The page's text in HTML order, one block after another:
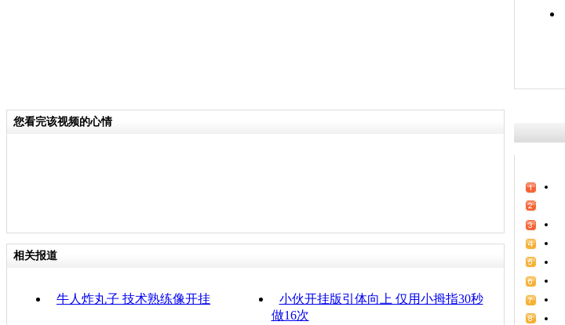
您看完该视频的心情
相关报道
牛人炸丸子 技术熟练像开挂
小伙开挂版引体向上 仅用小拇指30秒
做16次